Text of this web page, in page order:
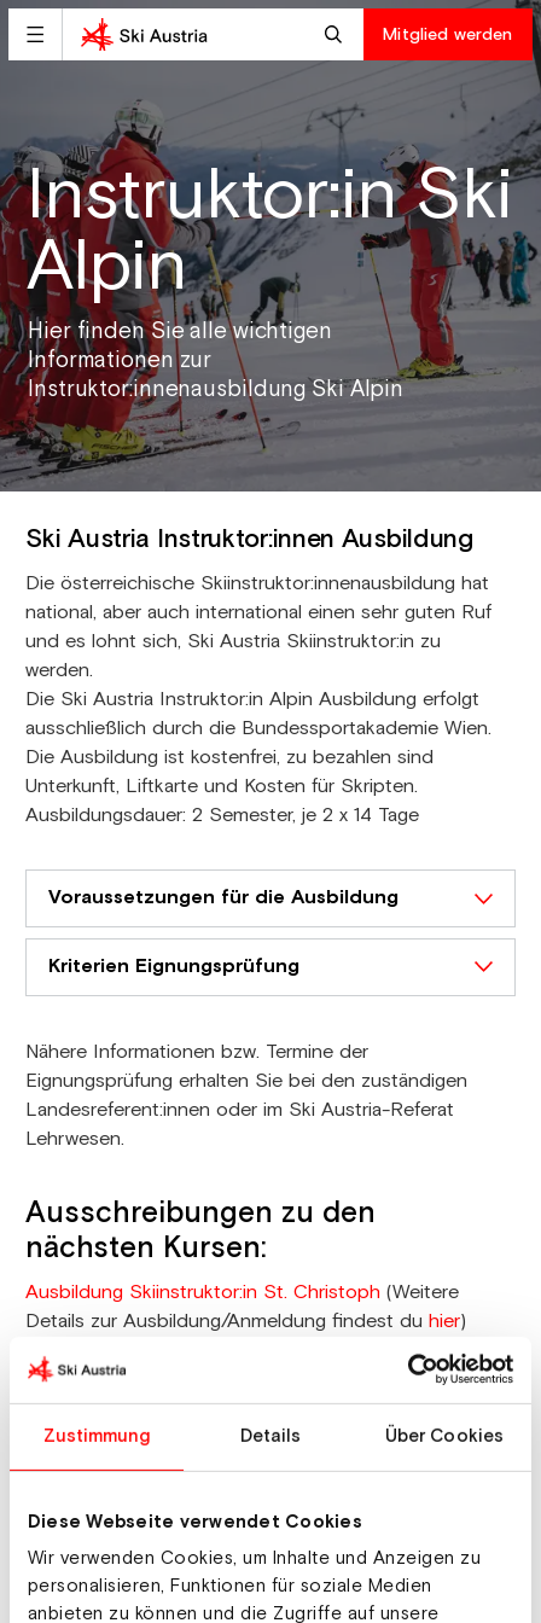
Zustimmung Details Über Cookies
Diese Webseite verwendet Cookies
Wir verwenden Cookies, um Inhalte und Anzeigen zu
personalisieren, Funktionen für soziale Medien
anbieten zu können und die Zugriffe auf unsere
Mitglied werden
Instruktor:in Ski
Alpin
Hier finden Sie alle wichtigen
Informationen zur
Instruktor:innenausbildung Ski Alpin
Ski Austria Instruktor:innen Ausbildung
Die österreichische Skiinstruktor:innenausbildung hat
national, aber auch international einen sehr guten Ruf
und es lohnt sich, Ski Austria Skiinstruktor:in zu
werden.
Die Ski Austria Instruktor:in Alpin Ausbildung erfolgt
ausschließlich durch die Bundessportakademie Wien.
Die Ausbildung ist kostenfrei, zu bezahlen sind
Unterkunft, Liftkarte und Kosten für Skripten.
Ausbildungsdauer: 2 Semester, je 2 x 14 Tage
Voraussetzungen für die Ausbildung
Kriterien Eignungsprüfung
Nähere Informationen bzw. Termine der
Eignungsprüfung erhalten Sie bei den zuständigen
Landesreferent:innen oder im Ski Austria-Referat
Lehrwesen.
Ausschreibungen zu den
nächsten Kursen:
Ausbildung Skiinstruktor:in St. Christoph (Weitere
Details zur Ausbildung/Anmeldung findest duhier)
Ski Austria Skiinstruktor:innen
Fortbildung
Termine 2027:
Datum Kurs Ort
28. bis 31.01.2027 St. Christoph am Arlberg